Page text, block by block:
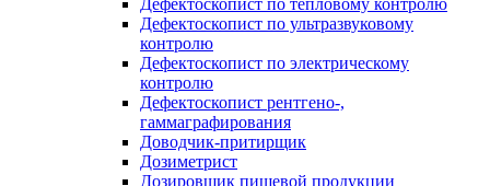
Дефектоскопист по тепловому контролю
Дефектоскопист по ультразвуковому
контролю
Дефектоскопист по электрическому
контролю
Дефектоскопист рентгено-,
гаммаграфирования
Доводчик-притирщик
Дозиметрист
Дозировщик пищевой продукции